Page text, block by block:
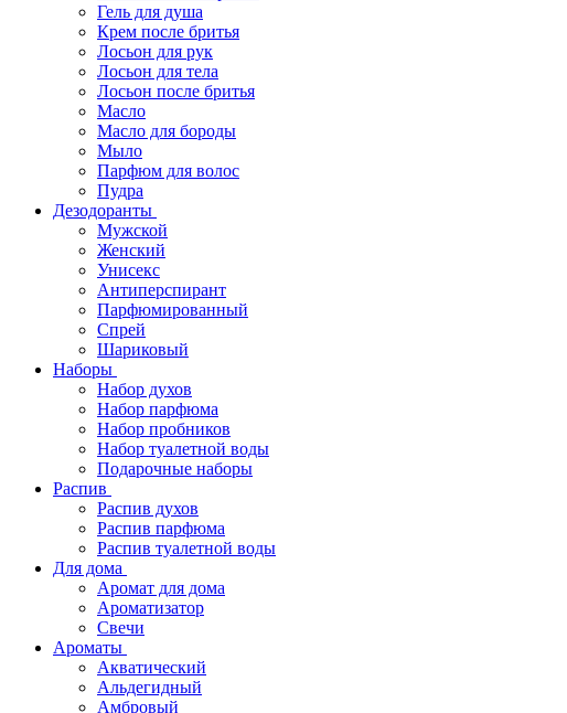
Гель для душа
Крем после бритья
Лосьон для рук
Лосьон для тела
Лосьон после бритья
Масло
Масло для бороды
Мыло
Парфюм для волос
Пудра
Дезодоранты
Мужской
Женский
Унисекс
Антиперспирант
Парфюмированный
Спрей
Шариковый
Наборы
Набор духов
Набор парфюма
Набор пробников
Набор туалетной воды
Подарочные наборы
Распив
Распив духов
Распив парфюма
Распив туалетной воды
Для дома
Аромат для дома
Ароматизатор
Свечи
Ароматы
Акватический
Альдегидный
Амбровый